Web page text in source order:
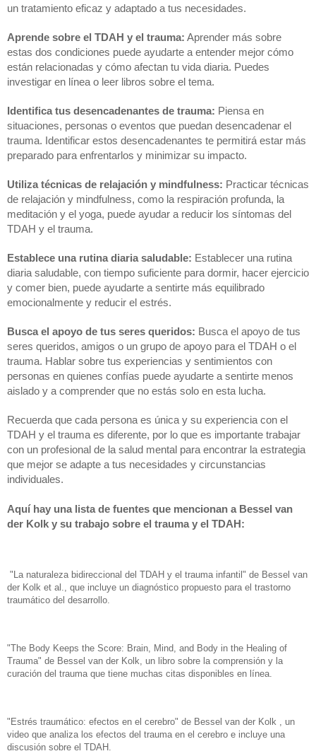
un tratamiento eficaz y adaptado a tus necesidades.
Aprende sobre el TDAH y el trauma: Aprender más sobre
estas dos condiciones puede ayudarte a entender mejor cómo
están relacionadas y cómo afectan tu vida diaria. Puedes
investigar en línea o leer libros sobre el tema.
Identifica tus desencadenantes de trauma: Piensa en
situaciones, personas o eventos que puedan desencadenar el
trauma. Identificar estos desencadenantes te permitirá estar más
preparado para enfrentarlos y minimizar su impacto.
Utiliza técnicas de relajación y mindfulness: Practicar técnicas
de relajación y mindfulness, como la respiración profunda, la
meditación y el yoga, puede ayudar a reducir los síntomas del
TDAH y el trauma.
Establece una rutina diaria saludable: Establecer una rutina
diaria saludable, con tiempo suficiente para dormir, hacer ejercicio
y comer bien, puede ayudarte a sentirte más equilibrado
emocionalmente y reducir el estrés.
Busca el apoyo de tus seres queridos: Busca el apoyo de tus
seres queridos, amigos o un grupo de apoyo para el TDAH o el
trauma. Hablar sobre tus experiencias y sentimientos con
personas en quienes confías puede ayudarte a sentirte menos
aislado y a comprender que no estás solo en esta lucha.
Recuerda que cada persona es única y su experiencia con el
TDAH y el trauma es diferente, por lo que es importante trabajar
con un profesional de la salud mental para encontrar la estrategia
que mejor se adapte a tus necesidades y circunstancias
individuales.
Aquí hay una lista de fuentes que mencionan a Bessel van
der Kolk y su trabajo sobre el trauma y el TDAH:
"La naturaleza bidireccional del TDAH y el trauma infantil" de Bessel van
der Kolk et al., que incluye un diagnóstico propuesto para el trastorno
traumático del desarrollo.
"The Body Keeps the Score: Brain, Mind, and Body in the Healing of
Trauma" de Bessel van der Kolk, un libro sobre la comprensión y la
curación del trauma que tiene muchas citas disponibles en línea.
"Estrés traumático: efectos en el cerebro" de Bessel van der Kolk , un
video que analiza los efectos del trauma en el cerebro e incluye una
discusión sobre el TDAH.